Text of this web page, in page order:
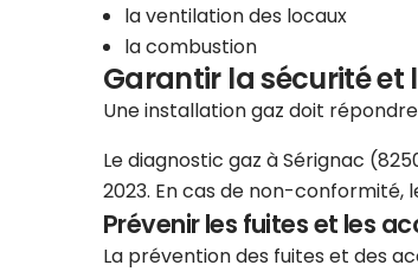
la ventilation des locaux
la combustion
Garantir la sécurité
Une installation gaz doit
Le diagnostic gaz à Sérignac
2023. En cas de non-
Prévenir les fuites et les
La prévention des fuites et des